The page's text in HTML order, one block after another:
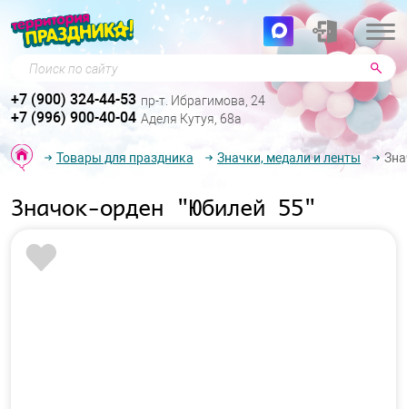
Поиск по сайту
+7 (900) 324-44-53 пр-т. Ибрагимова, 24
+7 (996) 900-40-04 Аделя Кутуя, 68а
Товары для праздника Значки, медали и ленты
Значок-орден "Юбилей 55"